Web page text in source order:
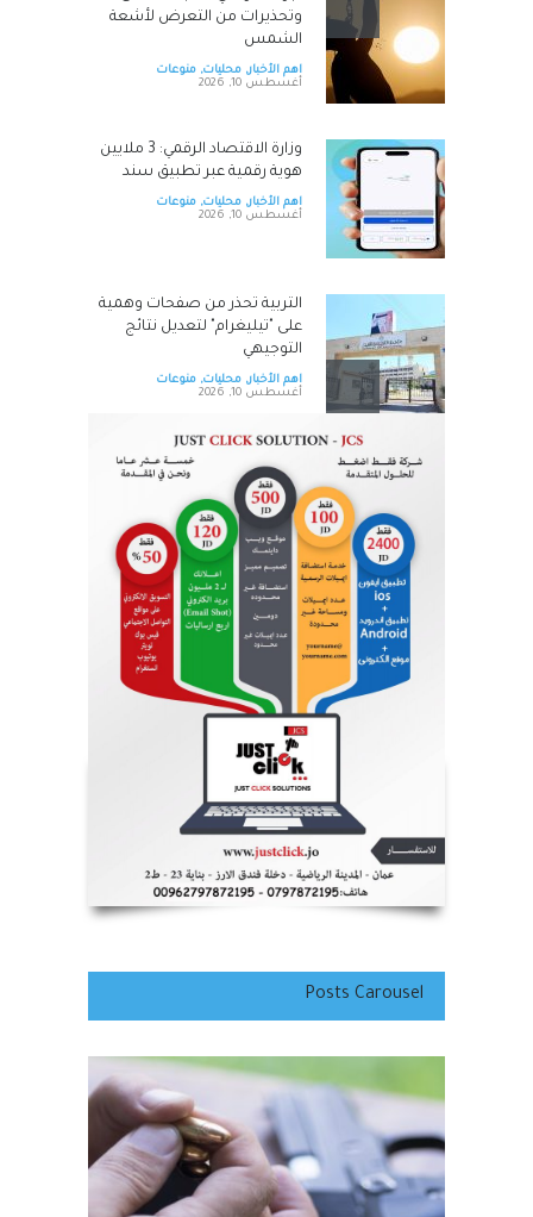
وتحذيرات من التعرض لأشعة
الشمس
اهم الأخبار, محليات, منوعات
أغسطس 10, 2026
وزارة الاقتصاد الرقمي: 3 ملايين
هوية رقمية عبر تطبيق سند
اهم الأخبار, محليات, منوعات
أغسطس 10, 2026
التربية تحذر من صفحات وهمية
على "تيليغرام" لتعديل نتائج
التوجيهي
اهم الأخبار, محليات, منوعات
أغسطس 10, 2026
المنطقة العسكرية الشرقية
تحبط تهريب مخدرات بواسطة
بالونات
اهم الأخبار قضايا و حوداث ,منوعات
أغسطس 10, 2026
الأمن: لا تهاون مع مطلقي
العيارات النارية تزامنا مع إعلان
اهم الأخبار,محليات,منوعات
أغسطس 10, 2026
Posts Carousel